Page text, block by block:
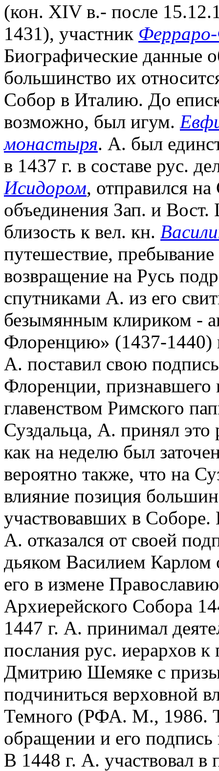
(кон. XIV в.- после
1431), участник
Биографические данные
большинство их
Собор в Италию. До
возможно, был игум.
монастыря. А. был
в 1437 г. в составе рус.
Исидором, отправился
объединения Зап. и Вост.
близость к вел. кн.
путешествие,
возвращение на Русь
спутниками А. из его
безымянным клириком -
Флоренцию» (1437-1440)
А. поставил свою
Флоренции,
главенством Римского
Суздальца, А. принял
как на неделю был
вероятно также, что на
влияние позиция
участвовавших в
А. отказался от своей
дьяком Василием Карлом
его в измене
Архиерейского Собора
1447 г. А. принимал
послания рус. иерархов
Дмитрию Шемяке с
подчиниться верховной
Темного (РФА. М., 1986.
обращении и его подпись
В 1448 г. А. участвовал в